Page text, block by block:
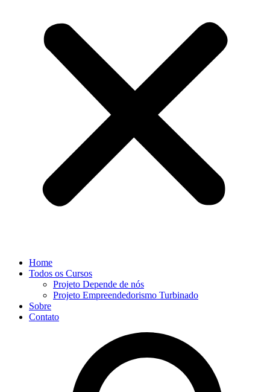
Home
Todos os Cursos
Projeto Depende de nós
Projeto Empreendedorismo Turbinado
Sobre
Contato